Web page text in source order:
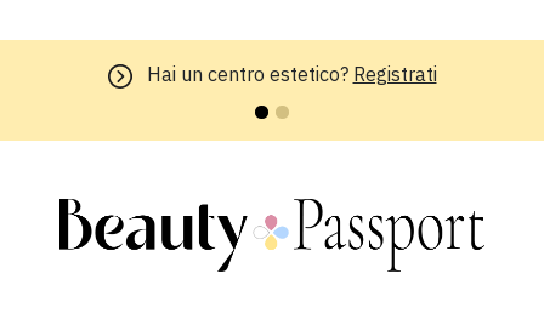
Hai un centro estetico? Registrati